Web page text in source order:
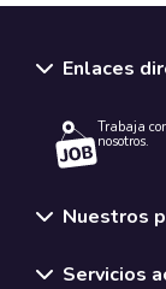
Enlaces
Trabaja
nosotros.
Nuestros
Servicios